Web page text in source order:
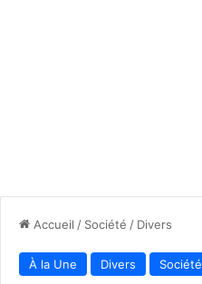
Accueil / Société / Divers
À la Une Divers Société